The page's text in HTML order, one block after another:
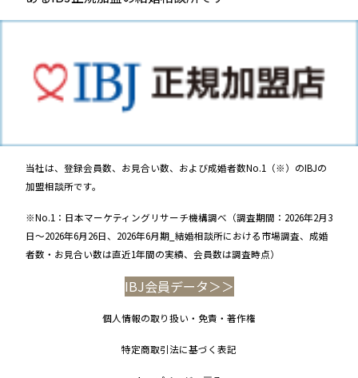
当社は、登録会員数、お見合い数、および成婚者数No.1（※）のIBJの
加盟相談所です。
※No.1：日本マーケティングリサーチ機構調べ（調査期間：2026年2月3
日～2026年6月26日、2026年6月期_結婚相談所における市場調査、成婚
者数・お見合い数は直近1年間の実績、会員数は調査時点）
IBJ会員データ＞＞
個人情報の取り扱い・免責・著作権
特定商取引法に基づく表記